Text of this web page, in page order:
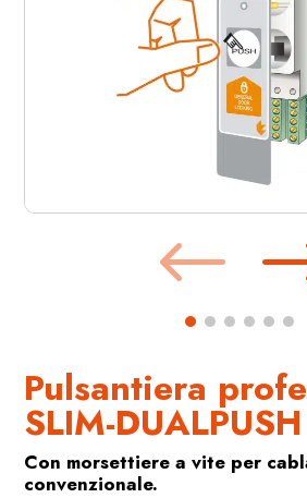
Pulsantiera
SLIM-DUALPUSH
Con morsettiere a vite per
convenzionale.